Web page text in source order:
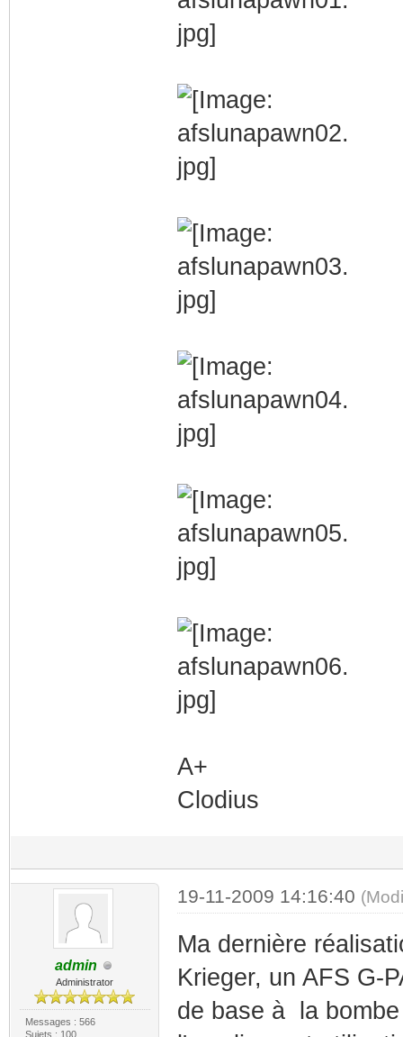
A+
Clodius
admin
Administrator
Messages : 566
Sujets : 100
19-11-2009 14:16:40
Ma dernière
Krieger, un AFS G-
de base à la